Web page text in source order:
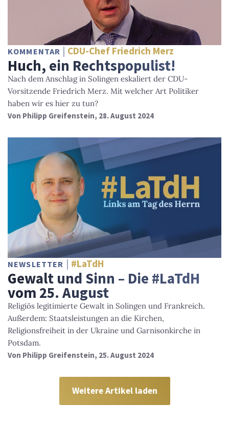
KOMMENTAR CDU-Chef Friedrich Merz
Huch, ein Rechtspopulist!
Nach dem Anschlag in Solingen eskaliert der CDU-
Vorsitzende Friedrich Merz. Mit welcher Art Politiker
haben wir es hier zu tun?
Von Philipp Greifenstein, 28. August 2024
NEWSLETTER #LaTdH
Gewalt und Sinn – Die #LaTdH
vom 25. August
Religiös legitimierte Gewalt in Solingen und Frankreich.
Außerdem: Staatsleistungen an die Kirchen,
Religionsfreiheit in der Ukraine und Garnisonkirche in
Potsdam.
Von Philipp Greifenstein, 25. August 2024
Weitere Artikel laden